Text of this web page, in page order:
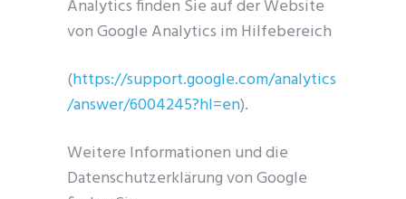
Analytics finden Sie auf der Website
von Google Analytics im Hilfebereich
(https://support.google.com/analytics
/answer/6004245?hl=en).
Weitere Informationen und die
Datenschutzerklärung von Google